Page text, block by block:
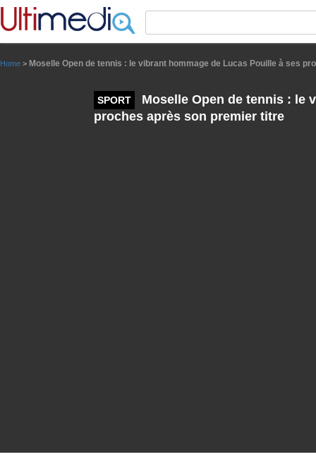
Home > Moselle Open de tennis : le vibrant hommage de Lucas Pouille à ses
SPORT
Moselle Open de tennis : le
proches après son premier titre
Panneau de gestion des cookies